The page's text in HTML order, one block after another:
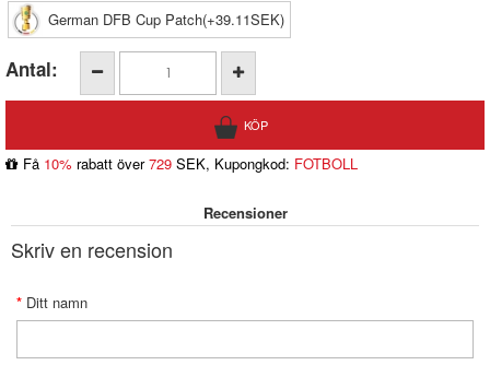
German DFB Cup Patch(+39.11SEK)
Antal:
Få 10% rabatt över729 SEK, Kupongkod: FOTBOLL
Recensioner
Skriv en recension
Ditt namn